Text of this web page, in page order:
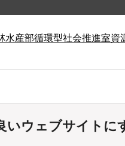
水産部循環型社会推進室資
いウェブサイトに